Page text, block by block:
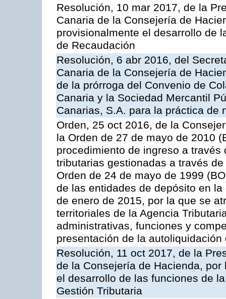
Resolución, 10 mar 2017, de la
Canaria de la Consejería de
provisionalmente el desarrollo de
de Recaudación
Resolución, 6 abr 2016, del
Canaria de la Consejería de
de la prórroga del Convenio de
Canaria y la Sociedad Mercantil
Canarias, S.A. para la práctica de
Orden, 25 oct 2016, de la
la Orden de 27 de mayo de 2010
procedimiento de ingreso a
tributarias gestionadas a través
Orden de 24 de mayo de 1999
de las entidades de depósito en
de enero de 2015, por la que se
territoriales de la Agencia
administrativas, funciones y
presentación de la
Resolución, 11 oct 2017, de la
de la Consejería de Hacienda,
el desarrollo de las funciones de
Gestión Tributaria